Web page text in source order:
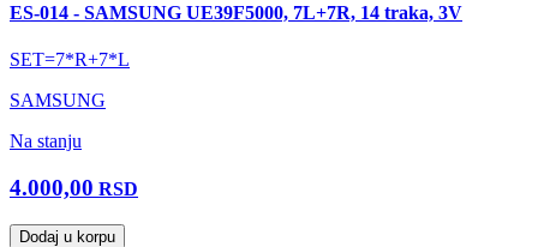
ES-014 - SAMSUNG UE39F5000, 7L+7R, 14 traka, 3V
SET=7*R+7*L
SAMSUNG
Na stanju
4.000,00 RSD
Dodaj u korpu